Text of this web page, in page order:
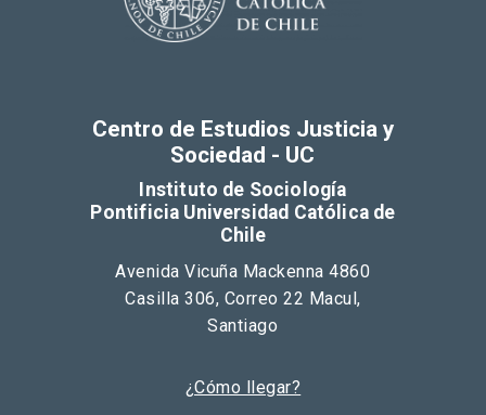
Centro de Estudios Justicia y
Sociedad - UC
Instituto de Sociología
Pontificia Universidad Católica de
Chile
Avenida Vicuña Mackenna 4860
Casilla 306, Correo 22 Macul,
Santiago
¿Cómo llegar?